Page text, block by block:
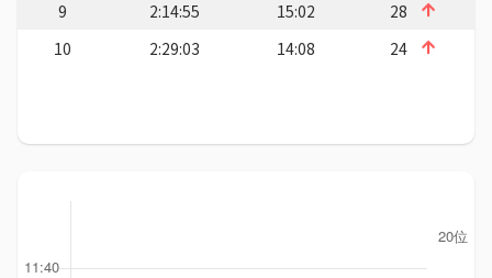
9
2:14:55 15:02
28
10
2:29:03 14:08 24